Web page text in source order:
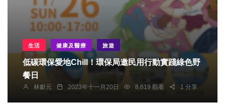
生活 健康及醫療 旅遊
低碳環保愛地Chill！環保局邀民用行動實踐綠色野
餐日
林獻元 2023年十一月20日 8,619 觀看 1 分享